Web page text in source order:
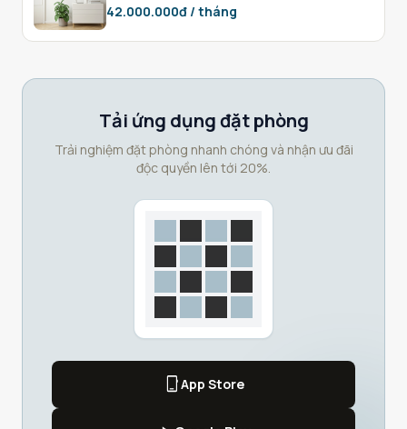
42.000.000đ / tháng
Tải ứng dụng đặt phòng
Trải nghiệm đặt phòng nhanh chóng và nhận ưu đãi
độc quyền lên tới 20%.
phone_iphoneApp Store